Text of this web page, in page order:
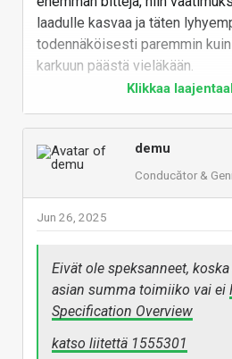
laadulle kasvaa ja täten
todennäköisesti paremmin
karkuun päästä vieläkään.
Klikkaa
demu
Conducător &
Jun 26, 2025
Eivät ole speksanneet,
asian summa toimiiko vai ei
Specification Overview
katso liitettä 1555301